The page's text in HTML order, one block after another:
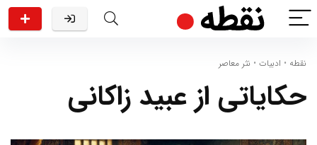
نقطه • ادبیات • نثر معاصر
حکایاتی‌ از عبید زاکانی‌